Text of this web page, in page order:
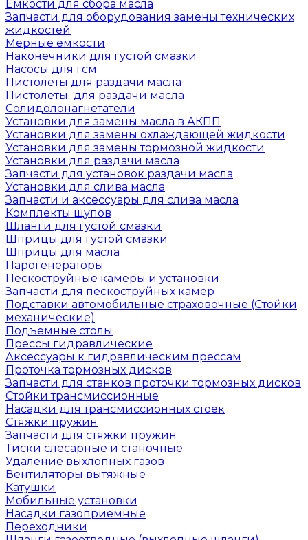
Емкости для сбора масла
Запчасти для оборудования замены технических
жидкостей
Мерные емкости
Наконечники для густой смазки
Насосы для гсм
Пистолеты для раздачи масла
Пистолеты для раздачи масла
Солидолонагнетатели
Установки для замены масла в АКПП
Установки для замены охлаждающей жидкости
Установки для замены тормозной жидкости
Установки для раздачи масла
Запчасти для установок раздачи масла
Установки для слива масла
Запчасти и аксессуары для слива масла
Комплекты щупов
Шланги для густой смазки
Шприцы для густой смазки
Шприцы для масла
Парогенераторы
Пескоструйные камеры и установки
Запчасти для пескоструйных камер
Подставки автомобильные страховочные (Стойки
механические)
Подъемные столы
Прессы гидравлические
Аксессуары к гидравлическим прессам
Проточка тормозных дисков
Запчасти для станков проточки тормозных дисков
Стойки трансмиссионные
Насадки для трансмиссионных стоек
Стяжки пружин
Запчасти для стяжки пружин
Тиски слесарные и станочные
Удаление выхлопных газов
Вентиляторы вытяжные
Катушки
Мобильные установки
Насадки газоприемные
Переходники